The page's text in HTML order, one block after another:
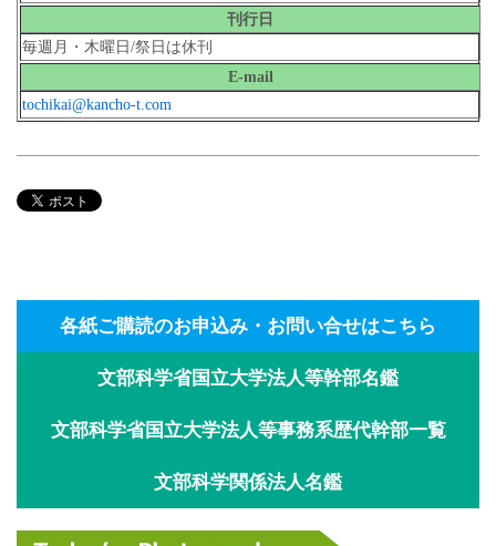
刊行日
毎週月・木曜日/祭日は休刊
E-mail
tochikai@kancho-t.com
各紙ご購読のお申込み・お問い合せはこちら
文部科学省国立大学法人等幹部名鑑
文部科学省国立大学法人等事務系歴代幹部一覧
文部科学関係法人名鑑